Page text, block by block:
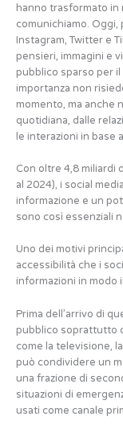
hanno trasformato in
comunichiamo. Oggi,
Instagram, Twitter e
pensieri, immagini e
pubblico sparso per
importanza non
momento, ma anche
quotidiana, dalle
le interazioni in base
Con oltre 4,8 miliardi
al 2024), i social
informazione e un
sono così essenziali
Uno dei motivi
accessibilità che i
informazioni in modo
Prima dell’arrivo di
pubblico soprattutto
come la televisione,
può condividere un
una frazione di
situazioni di
usati come canale